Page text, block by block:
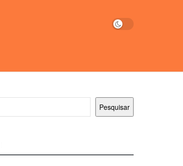
Pesquisar